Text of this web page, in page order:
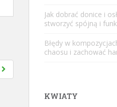
Jak dobrać donice i
stworzyć spójną i
Błędy w
chaosu i zachować
KWIATY